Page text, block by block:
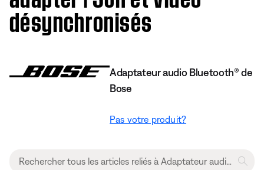
désynchronisés
Adaptateur audio Bluetooth® de
Bose
Pas votre produit?